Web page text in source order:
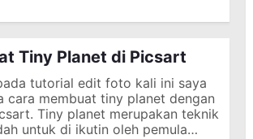
Tiny Planet di Picsart
tutorial edit foto kali ini saya
cara membuat tiny planet dengan
Tiny planet merupakan teknik
untuk di ikutin oleh pemula…